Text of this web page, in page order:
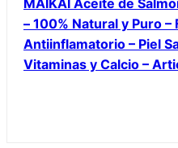
– 100% Natural y Puro
Antiinflamatorio – Piel
Vitaminas y Calcio –